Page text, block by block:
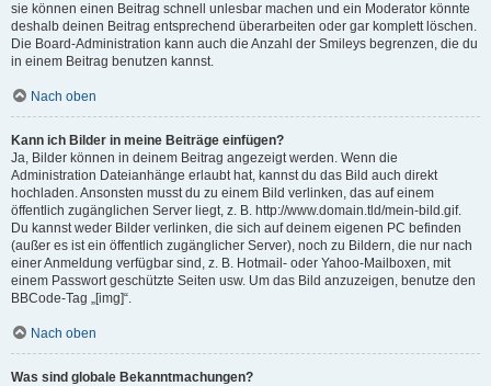
sie können einen Beitrag schnell unlesbar machen und ein Moderator könnte
deshalb deinen Beitrag entsprechend überarbeiten oder gar komplett löschen.
Die Board-Administration kann auch die Anzahl der Smileys begrenzen, die du
in einem Beitrag benutzen kannst.
Nach oben
Kann ich Bilder in meine Beiträge einfügen?
Ja, Bilder können in deinem Beitrag angezeigt werden. Wenn die
Administration Dateianhänge erlaubt hat, kannst du das Bild auch direkt
hochladen. Ansonsten musst du zu einem Bild verlinken, das auf einem
öffentlich zugänglichen Server liegt, z. B. http://www.domain.tld/mein-bild.gif.
Du kannst weder Bilder verlinken, die sich auf deinem eigenen PC befinden
(außer es ist ein öffentlich zugänglicher Server), noch zu Bildern, die nur nach
einer Anmeldung verfügbar sind, z. B. Hotmail- oder Yahoo-Mailboxen, mit
einem Passwort geschützte Seiten usw. Um das Bild anzuzeigen, benutze den
BBCode-Tag „[img]“.
Nach oben
Was sind globale Bekanntmachungen?